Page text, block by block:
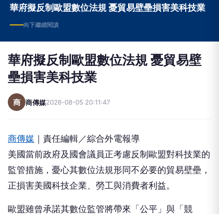
華府擬反制歐盟數位法規 憂貿易壁壘損害美科技業
向下繼續閱讀
華府擬反制歐盟數位法規 憂貿易壁
壘損害美科技業
商 商傳媒2026-08-05 20:11:47
商傳媒 ｜責任編輯／綜合外電報導
美國當前政府及國會議員正考慮反制歐盟對科技業的
監管措施，憂心其數位法規形同不必要的貿易壁壘，
正損害美國科技企業、勞工與消費者利益。
歐盟雖曾承諾其數位監管將帶來「公平」與「競